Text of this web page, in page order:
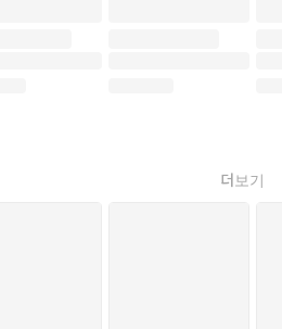
더보기